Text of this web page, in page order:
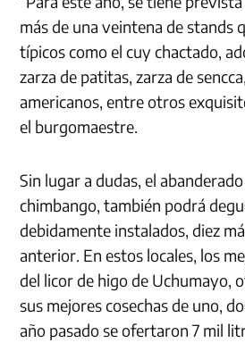
más de una veintena de stands
típicos como el cuy chactado,
zarza de patitas, zarza de
americanos, entre otros
el burgomaestre.
Sin lugar a dudas, el
chimbango, también podrá
debidamente instalados, diez
anterior. En estos locales, los
del licor de higo de Uchumayo,
sus mejores cosechas de uno,
año pasado se ofertaron 7 mil